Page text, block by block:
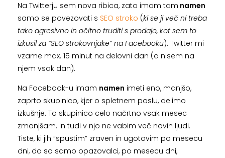
Na Twitterju sem nova ribica, zato imam tam namen
samo se povezovati s SEO stroko (ki se ji več ni treba
tako agresivno in očitno truditi s prodajo, kot sem to
izkusil za “SEO strokovnjake” na Facebooku). Twitter mi
vzame max. 15 minut na delovni dan (a nisem na
njem vsak dan).
Na Facebook-u imam namen imeti eno, manjšo,
zaprto skupinico, kjer o spletnem poslu, delimo
izkušnje. To skupinico celo načrtno vsak mesec
zmanjšam. In tudi v njo ne vabim več novih ljudi.
Tiste, ki jih “spustim” zraven in ugotovim po mesecu
dni, da so samo opazovalci, po mesecu dni,